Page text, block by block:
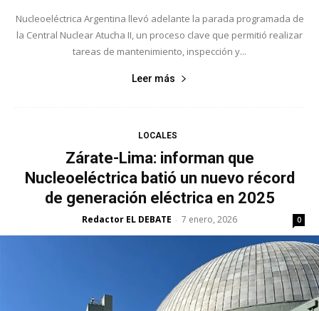
Nucleoeléctrica Argentina llevó adelante la parada programada de
la Central Nuclear Atucha II, un proceso clave que permitió realizar
tareas de mantenimiento, inspección y...
Leer más
LOCALES
Zárate-Lima: informan que
Nucleoeléctrica batió un nuevo récord
de generación eléctrica en 2025
Redactor EL DEBATE - 7 enero, 2026 0